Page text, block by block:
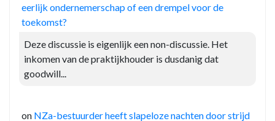
eerlijk ondernemerschap of een drempel voor de
toekomst?
Deze discussie is eigenlijk een non-discussie. Het
inkomen van de praktijkhouder is dusdanig dat
goodwill...
on NZa-bestuurder heeft slapeloze nachten door strijd